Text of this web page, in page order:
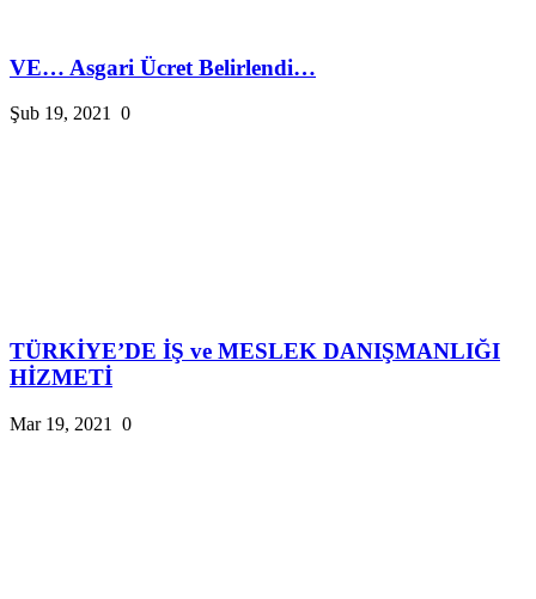
VE… Asgari Ücret Belirlendi…
Şub 19, 2021 0
TÜRKİYE’DE İŞ ve MESLEK DANIŞMANLIĞI
HİZMETİ
Mar 19, 2021 0